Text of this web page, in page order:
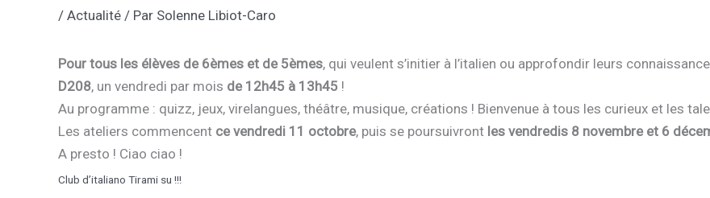
/ Actualité / Par Solenne Libiot-Caro
Pour tous les élèves de 6èmes et de 5èmes, qui veulent s’initier à l’italien ou approfondir leurs
D208, un vendredi par mois de 12h45 à 13h45 !
Au programme : quizz, jeux, virelangues, théâtre, musique, créations ! Bienvenue à tous les curieux et les
Les ateliers commencent ce vendredi 11 octobre, puis se poursuivront les vendredis 8 novembre et 6
A presto ! Ciao ciao !
Club d’italiano Tirami su !!!